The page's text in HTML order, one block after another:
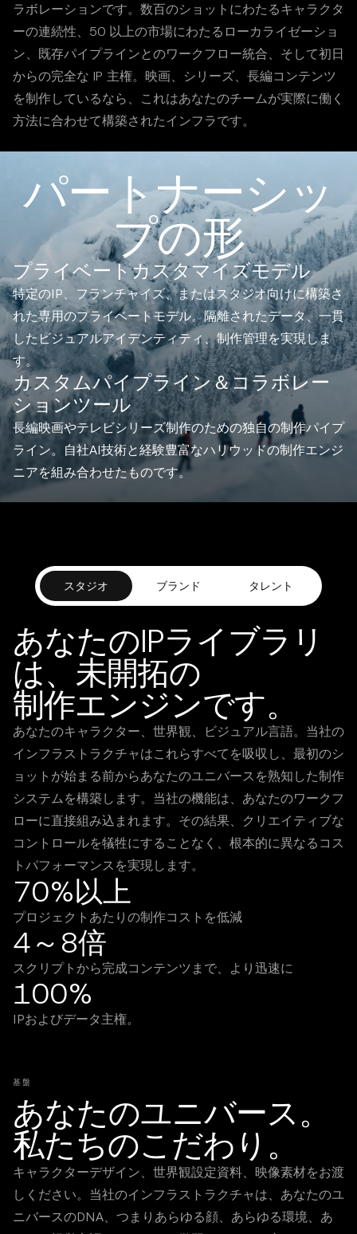
ラボレーションです。数百のショットにわたるキャラクタ
ーの連続性、50 以上の市場にわたるローカライゼーショ
ン、既存パイプラインとのワークフロー統合、そして初日
からの完全な IP 主権。映画、シリーズ、長編コンテンツ
を制作しているなら、これはあなたのチームが実際に働く
方法に合わせて構築されたインフラです。
パートナーシッ
プの形
プライベートカスタマイズモデル
特定のIP、フランチャイズ、またはスタジオ向けに構築さ
れた専用のプライベートモデル。隔離されたデータ、一貫
したビジュアルアイデンティティ、制作管理を実現しま
す。
カスタムパイプライン＆コラボレー
ションツール
長編映画やテレビシリーズ制作のための独自の制作パイプ
ライン。自社AI技術と経験豊富なハリウッドの制作エンジ
ニアを組み合わせたものです。
スタジオ ブランド タレント
あなたのIPライブラリ
は、未開拓の
制作エンジンです。
あなたのキャラクター、世界観、ビジュアル言語。当社の
インフラストラクチャはこれらすべてを吸収し、最初のシ
ョットが始まる前からあなたのユニバースを熟知した制作
システムを構築します。当社の機能は、あなたのワークフ
ローに直接組み込まれます。その結果、クリエイティブな
コントロールを犠牲にすることなく、根本的に異なるコス
トパフォーマンスを実現します。
70%以上
プロジェクトあたりの制作コストを低減
4～8倍
スクリプトから完成コンテンツまで、より迅速に
100%
IPおよびデータ主権。
基盤
あなたのユニバース。
私たちのこだわり。
キャラクターデザイン、世界観設定資料、映像素材をお渡
しください。当社のインフラストラクチャは、あなたのユ
ニバースのDNA、つまりあらゆる顔、あらゆる環境、あ